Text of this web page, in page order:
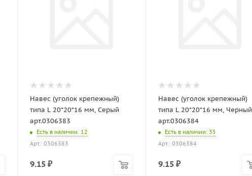
Навес (уголок крепежный)
типа L 20*20*16 мм, Серый
арт.0306383
Есть в наличии: 12
Арт.: 0306383
9.15 ₽
Навес (уголок крепежный)
типа L 20*20*16 мм, Черный
арт.0306384
Есть в наличии: 35
Арт.: 0306384
9.15 ₽